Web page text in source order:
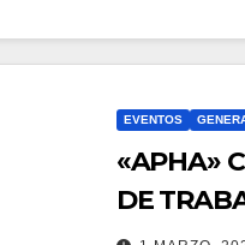
EVENTOS
«APHA»
DE